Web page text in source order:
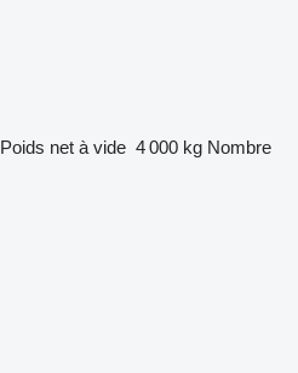
Poids net à vide 4 000 kg Nombre